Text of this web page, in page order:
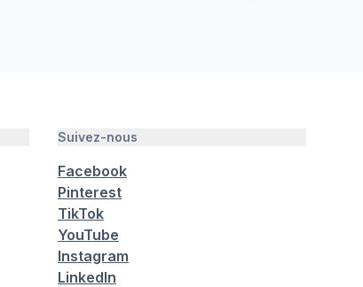
Suivez-nous
Facebook
Pinterest
TikTok
YouTube
Instagram
LinkedIn